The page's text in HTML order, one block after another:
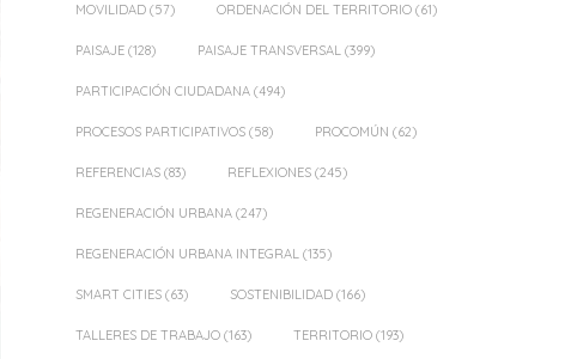
MOVILIDAD (57) ORDENACIÓN DEL TERRITORIO (61)
PAISAJE (128) PAISAJE TRANSVERSAL (399)
PARTICIPACIÓN CIUDADANA (494)
PROCESOS PARTICIPATIVOS (58) PROCOMÚN (62)
REFERENCIAS (83) REFLEXIONES (245)
REGENERACIÓN URBANA (247)
REGENERACIÓN URBANA INTEGRAL (135)
SMART CITIES (63) SOSTENIBILIDAD (166)
TALLERES DE TRABAJO (163) TERRITORIO (193)